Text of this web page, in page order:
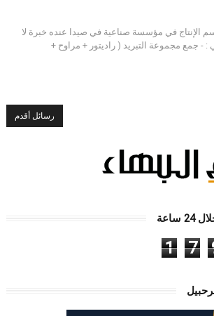
الإنتاج في مؤسسة صناعية في صيدا عنده خبرة لا
مجموعة التبريد ( راديتور + مراوح +
رسائل أقدم
ساعة
1 7